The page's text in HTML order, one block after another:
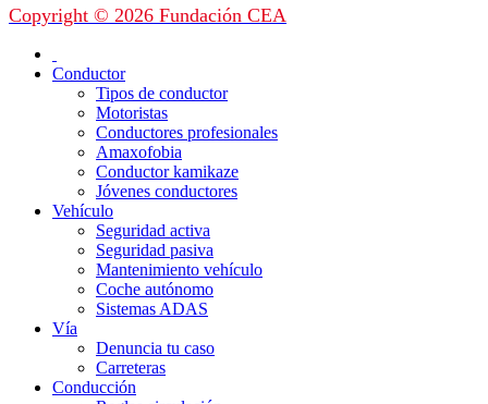
Copyright © 2026 Fundación CEA
Conductor
Tipos de conductor
Motoristas
Conductores profesionales
Amaxofobia
Conductor kamikaze
Jóvenes conductores
Vehículo
Seguridad activa
Seguridad pasiva
Mantenimiento vehículo
Coche autónomo
Sistemas ADAS
Vía
Denuncia tu caso
Carreteras
Conducción